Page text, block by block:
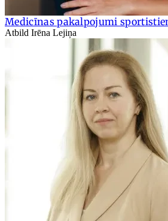
Medicīnas pakalpojumi
Atbild Irēna Lejiņa